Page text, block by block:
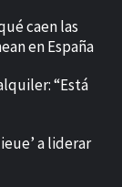
caen las
en España
“Está
a liderar